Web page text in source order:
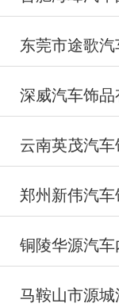
东莞市途歌
深威汽车饰品
云南英茂汽
郑州新伟汽
铜陵华源汽
马鞍山市源